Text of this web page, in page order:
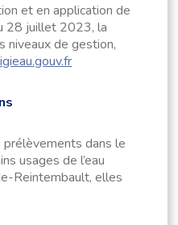
et en application de
28 juillet 2023, la
niveaux de gestion,
dans le
usages de l’eau
Reintembault, elles